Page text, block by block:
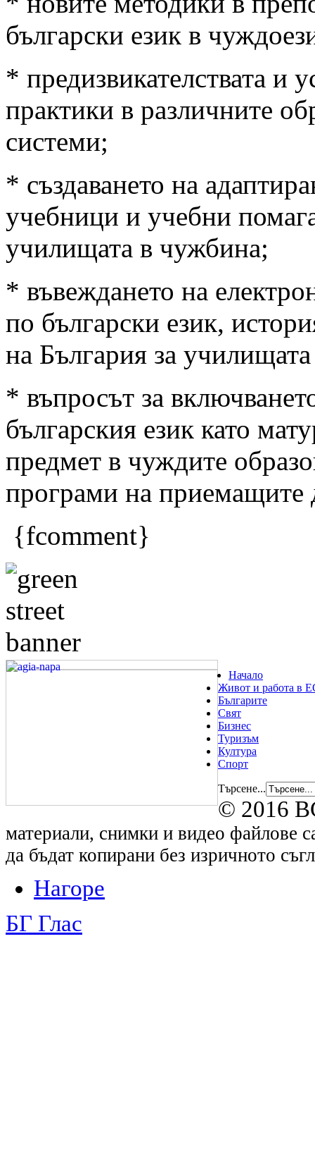
български език в
* предизвикателствата и
практики в различните
системи;
* създаването на
учебници и учебни
училищата в чужбина;
* въвеждането на
по български език,
на България за
* въпросът за
българския език като
предмет в чуждите
програми на приемащите
{fcomment}
Начало
Живот и работа в
Българите
Свят
Бизнес
Туризъм
Култура
Спорт
Търсене...
© 2016
материали, снимки и видео файлове
да бъдат копирани без изричното
Нагоре
БГ Глас